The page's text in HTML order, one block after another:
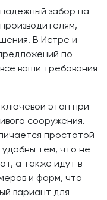
забор на
В Истре и
по
ваши требования
этап при
сооружения.
простотой
тем, что не
а также идут в
и форм, что
вариант для